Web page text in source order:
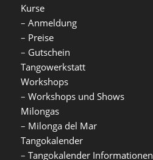
Kurse
– Anmeldung
– Preise
– Gutschein
Tangowerkstatt
Workshops
– Workshops und Shows
Milongas
– Milonga del Mar
Tangokalender
– Tangokalender Informationen